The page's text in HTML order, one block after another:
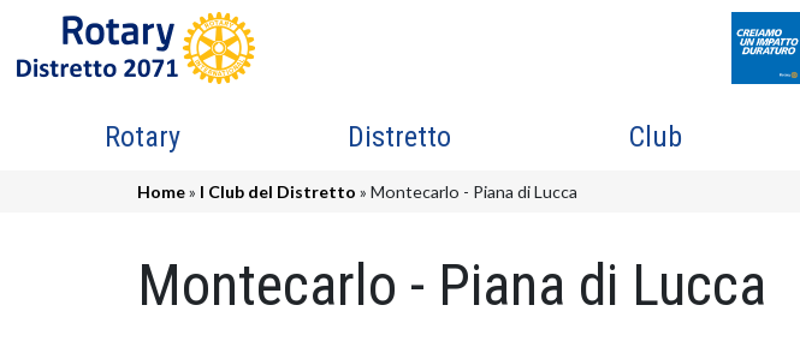
Salta al contenuto principale
Navigazione principale
Rotary Distretto Club
Briciole di pane
Home I Club del Distretto Montecarlo - Piana di Lucca
Montecarlo - Piana di Lucca